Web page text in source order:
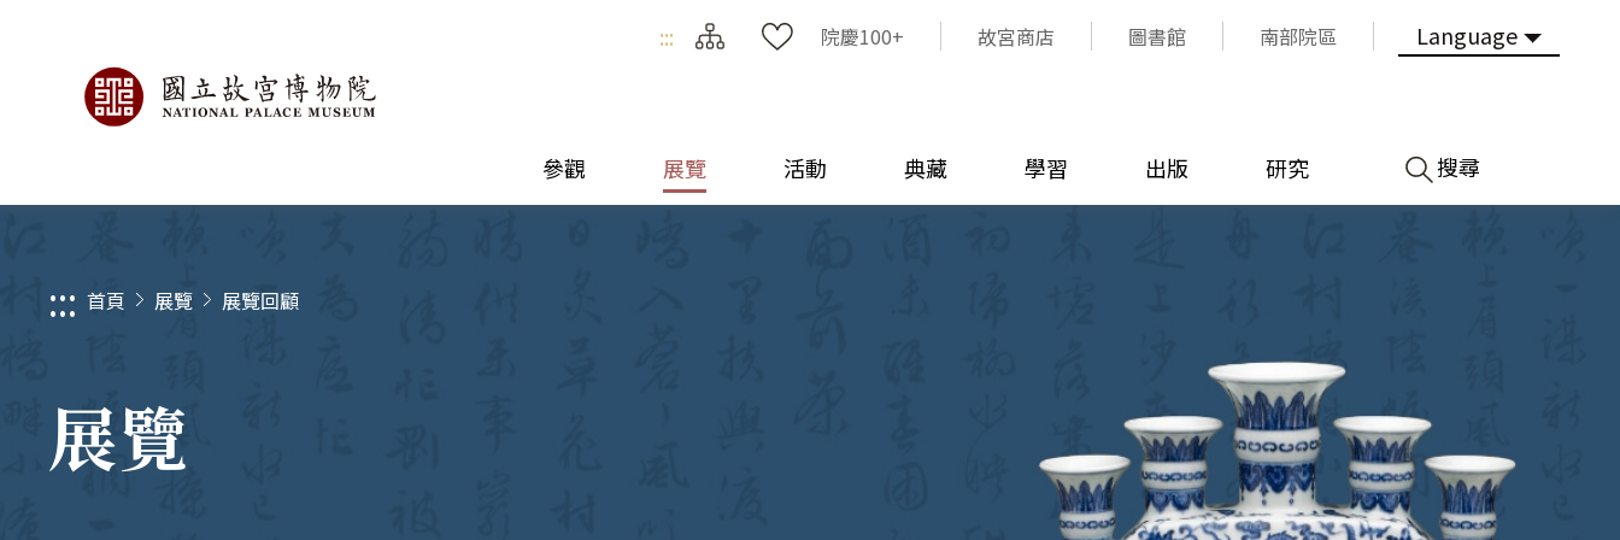
::: 院慶100+ 故宮商店 圖書館 南部院區 Language
參觀 展覽 活動 典藏 學習 出版 研究 搜尋
::: 首頁 展覽 展覽回顧
展覽